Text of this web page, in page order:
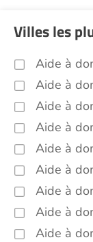
Villes les
Aide à
Aide à
Aide à
Aide à
Aide à
Aide à
Aide à
Aide à
Aide à